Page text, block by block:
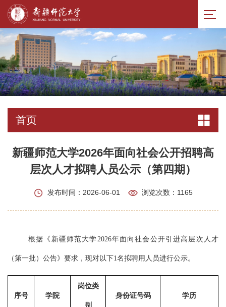
首页
新疆师范大学2026年面向社会公开招聘高
层次人才拟聘人员公示（第四期）
发布时间：2026-06-01 浏览次数： 1165
根据《 新疆师范大学2026年面向社会公开引进高层次人才
（第一批）公告》要求，现对以下1名拟聘用人员进行公示。
序号 学院
岗位类
别
身份证号码 学历